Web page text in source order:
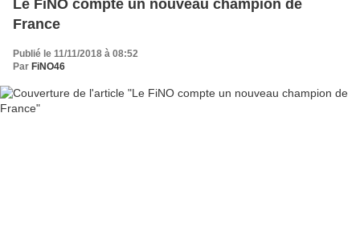
Le FiNO compte un nouveau champion de
France
Publié le 11/11/2018 à 08:52
Par FiNO46